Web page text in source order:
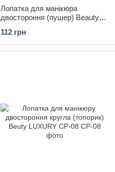
Лопатка для манікюра
двостороння (пушер) Beauty
112 грн